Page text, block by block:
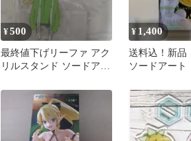
¥500
最終値下げリーファ アク
リルスタンド ソードアー
¥ 1,400
送料込！新
ソードアート